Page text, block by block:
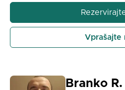
Vprašajte
Branko R.